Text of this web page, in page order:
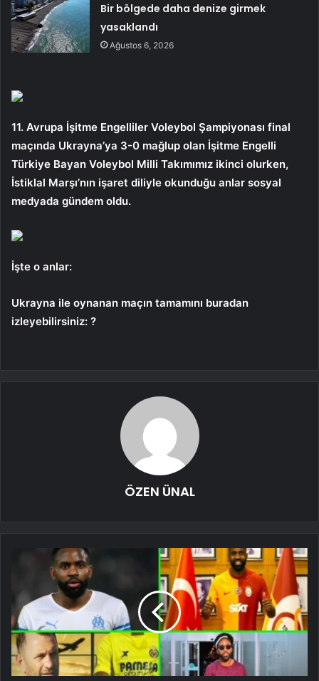
Bir bölgede daha denize girmek
yasaklandı
Ağustos 6, 2026
11. Avrupa İşitme Engelliler Voleybol Şampiyonası final
maçında Ukrayna’ya 3-0 mağlup olan İşitme Engelli
Türkiye Bayan Voleybol Milli Takımımız ikinci olurken,
İstiklal Marşı’nın işaret diliyle okunduğu anlar sosyal
medyada gündem oldu.
İşte o anlar:
Ukrayna ile oynanan maçın tamamını buradan
izleyebilirsiniz: ?
ÖZEN ÜNAL